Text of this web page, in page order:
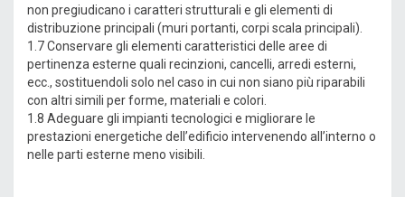
non pregiudicano i caratteri strutturali e gli elementi di
distribuzione principali (muri portanti, corpi scala principali).
1.7 Conservare gli elementi caratteristici delle aree di
pertinenza esterne quali recinzioni, cancelli, arredi esterni,
ecc., sostituendoli solo nel caso in cui non siano più riparabili
con altri simili per forme, materiali e colori.
1.8 Adeguare gli impianti tecnologici e migliorare le
prestazioni energetiche dell’edificio intervenendo all’interno o
nelle parti esterne meno visibili.